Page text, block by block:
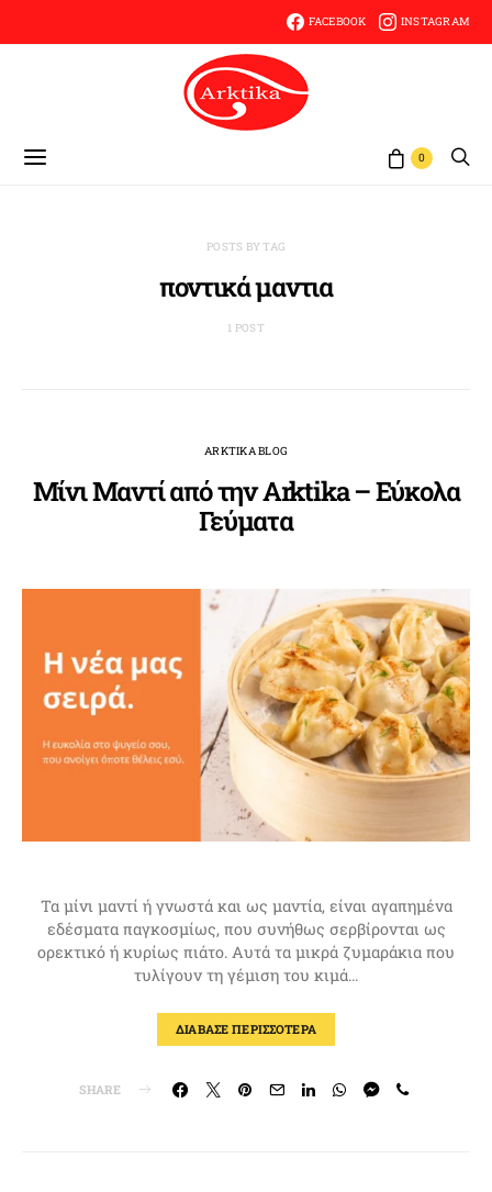
FACEBOOK INSTAGRAM
0
POSTS BY TAG
ποντικά μαντια
1 POST
ARKTIKA BLOG
Μίνι Μαντί από την Arktika – Εύκολα
Γεύματα
Τα μίνι μαντί ή γνωστά και ως μαντία, είναι αγαπημένα
εδέσματα παγκοσμίως, που συνήθως σερβίρονται ως
ορεκτικό ή κυρίως πιάτο. Αυτά τα μικρά ζυμαράκια που
τυλίγουν τη γέμιση του κιμά…
ΔΙΑΒΑΣΕ ΠΕΡΙΣΣΟΤΕΡΑ
SHARE